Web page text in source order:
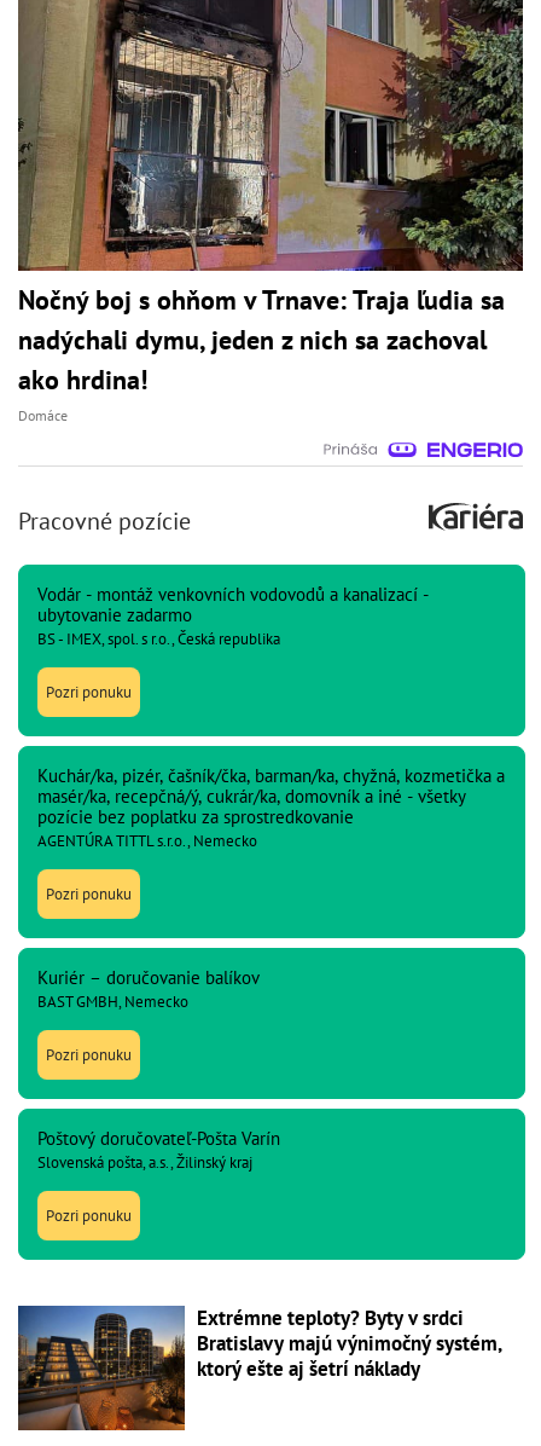
Nočný boj s ohňom v Trnave: Traja ľudia sa
nadýchali dymu, jeden z nich sa zachoval
ako hrdina!
Domáce
Pracovné pozície
Vodár - montáž venkovních vodovodů a kanalizací -
ubytovanie zadarmo
BS - IMEX, spol. s r.o., Česká republika
Pozri ponuku
Kuchár/ka, pizér, čašník/čka, barman/ka, chyžná, kozmetička a
masér/ka, recepčná/ý, cukrár/ka, domovník a iné - všetky
pozície bez poplatku za sprostredkovanie
AGENTÚRA TITTL s.r.o., Nemecko
Pozri ponuku
Kuriér – doručovanie balíkov
BAST GMBH, Nemecko
Pozri ponuku
Poštový doručovateľ-Pošta Varín
Slovenská pošta, a.s., Žilinský kraj
Pozri ponuku
Extrémne teploty? Byty v srdci
Bratislavy majú výnimočný systém,
ktorý ešte aj šetrí náklady